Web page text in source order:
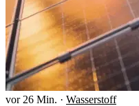
vor 26 Min. · Wasserstoff